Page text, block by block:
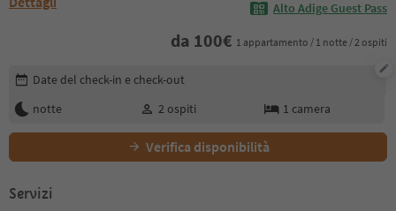
Alto Adige Guest Pass
da 100€ 1 appartamento / 1 notte / 2 ospiti
Modifica i dettagli della prenotazione
Date del check-in e check-out
notte
2 ospiti 1 camera
Verifica disponibilità
Servizi